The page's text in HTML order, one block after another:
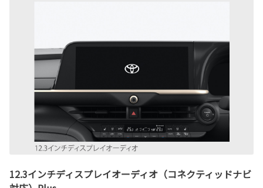
12.3インチディスプレイオーディオ（コネクティッドナビ